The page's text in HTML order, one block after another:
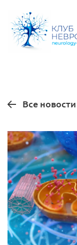
Все новости